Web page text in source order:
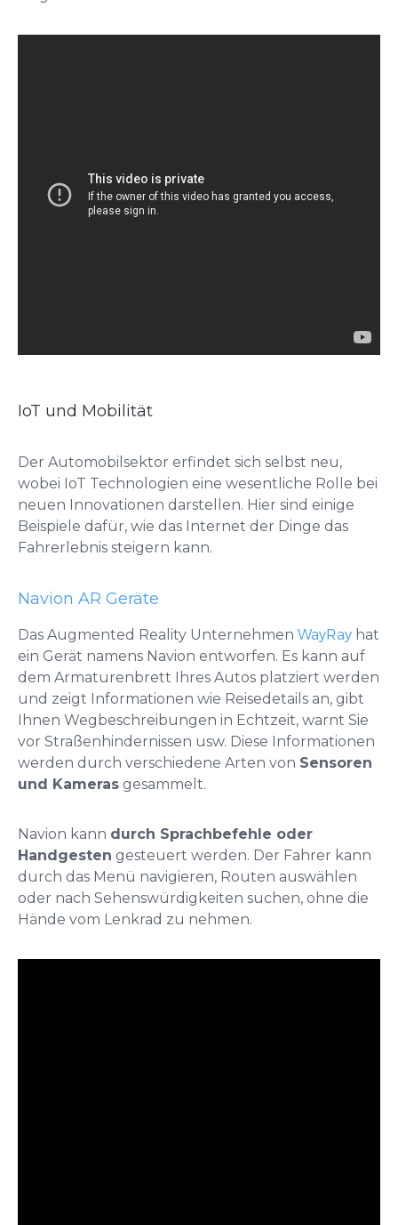
IoT und Mobilität
Der Automobilsektor erfindet sich selbst neu,
wobei IoT Technologien eine wesentliche Rolle bei
neuen Innovationen darstellen. Hier sind einige
Beispiele dafür, wie das Internet der Dinge das
Fahrerlebnis steigern kann.
Navion AR Geräte
Das Augmented Reality Unternehmen WayRay hat
ein Gerät namens Navion entworfen. Es kann auf
dem Armaturenbrett Ihres Autos platziert werden
und zeigt Informationen wie Reisedetails an, gibt
Ihnen Wegbeschreibungen in Echtzeit, warnt Sie
vor Straßenhindernissen usw. Diese Informationen
werden durch verschiedene Arten von Sensoren
und Kameras gesammelt.
Navion kann durch Sprachbefehle oder
Handgesten gesteuert werden. Der Fahrer kann
durch das Menü navigieren, Routen auswählen
oder nach Sehenswürdigkeiten suchen, ohne die
Hände vom Lenkrad zu nehmen.